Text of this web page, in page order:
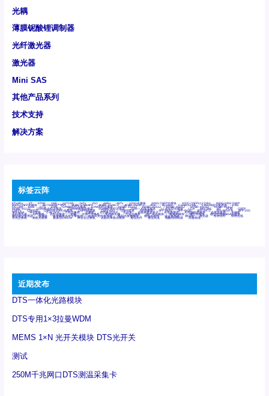
光耦
薄膜铌酸锂调制器
光纤激光器
激光器
Mini SAS
其他产品系列
技术支持
解决方案
标签云阵
6Tx6Rx 8T 8T8R 24R 24T24R 24Tx 25G 48Rx 48Tx 100G光模块 400G OSFP光模块 400G QSFP112 DR4 800G DR8 OSFP
800G OSFP光模块 AD7606国产替代 AFBR-57B4APZ AFBR-1528CZ AFBR-2528CZ AOC Bypass Camera Link CWDM波分复用器 DAS
DC~4M DSS DTS DVS GYMB光纤连接器 GYM光纤连接器 HFBR-1531Z HFBR-2531Z HFBR-4501Z HFBR-4503Z HFBR-4511Z
HFBR-4513Z J599A6光纤连接器 J599A8光电连接器 J599MT光纤连接器 J599Ⅰ光电连接器 LC超短型光模块 LGA Mini SAS MT POB QSFP
QSFP+ QSFP28 QSFP28 100G光模块 QSFP28笼座 QSFP 40G QSFP笼座 RP连接器 SFF-8431 SFF-8436 SFF-8472 SFF-8654 4i SFP 10G
SFP MSA SFP笼座 Z-BLOCK 万兆交换机 交换机 光切换仪OLP 光开关 光模块笼子座子 光电探测器 光电编码器模块 光电连接器 光端机
光纤激光器 光纤跳线 光纤连接器 光耦 全国产交换机 军品级光耦 千兆交换机 国产化光模块 射频光模块 微型光模块 微型可插拔BGA光模块
微型波分复用器 探测器 收发模块光学引擎组件 机架式光纤收发器 模拟光发射模块 模拟光器件 波分复用器 测试版 激光器 特种光纤 特种光缆
百兆交换机 相机光模块 紧凑型DWDM 网管型交换机 表贴式单路光模块 通信光纤 通信光缆 铌酸锂调制器 高速线缆
近期发布
DTS一体化光路模块
DTS专用1×3拉曼WDM
MEMS 1×N 光开关模块 DTS光开关
测试
250M千兆网口DTS测温采集卡